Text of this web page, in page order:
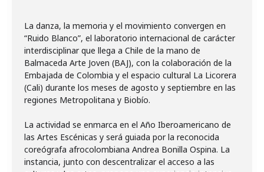
La danza, la memoria y el movimiento convergen en
“Ruido Blanco”, el laboratorio internacional de carácter
interdisciplinar que llega a Chile de la mano de
Balmaceda Arte Joven (BAJ), con la colaboración de la
Embajada de Colombia y el espacio cultural La Licorera
(Cali) durante los meses de agosto y septiembre en las
regiones Metropolitana y Biobío.
La actividad se enmarca en el Año Iberoamericano de
las Artes Escénicas y será guiada por la reconocida
coreógrafa afrocolombiana Andrea Bonilla Ospina. La
instancia, junto con descentralizar el acceso a las